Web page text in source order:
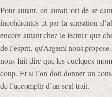
Pour autant, on aurait tort de se
incohérentes et par la sensation
encore autant chez le lecteur que
de l’esprit, qu’Argemí nous
nous fait dire que les quelques
coup. Et si l’on doit donner un
de l’accomplir d’un seul trait.